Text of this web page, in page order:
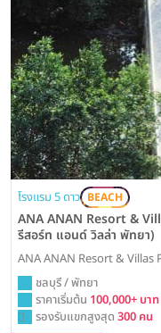
โรงแรม 5 ดาว BEACH
ANA ANAN Resort &
รีสอร์ท แอนด์ วิลล่า พัทยา)
ANA ANAN Resort &
ชลบุรี / พัทยา
ราคาเริ่มต้น 100,000+ บาท
รองรับแขกสูงสุด 300 คน